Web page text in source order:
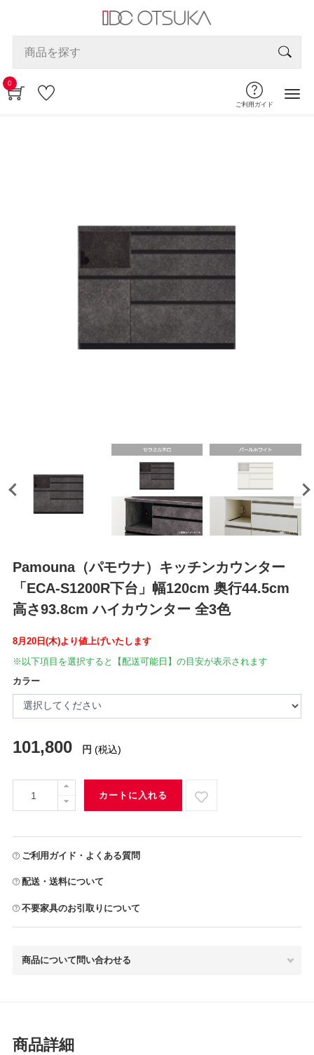
0
ご利用ガイド
Pamouna（パモウナ）キッチンカウンター
「ECA-S1200R下台」幅120cm 奥行44.5cm
高さ93.8cm ハイカウンター 全3色
8月20日(木)より値上げいたします
※以下項目を選択すると【配送可能日】の目安が表示されます
カラー
101,800 円 (税込)
カートに入れる
ご利用ガイド・よくある質問
配送・送料について
不要家具のお引取りについて
商品について問い合わせる
商品詳細